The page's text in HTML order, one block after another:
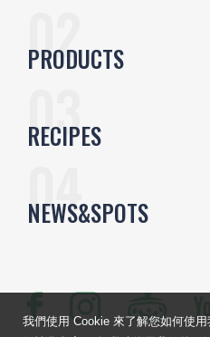
PRODUCTS
RECIPES
NEWS&SPOTS
我們使用 Cookie 來了解您如何使